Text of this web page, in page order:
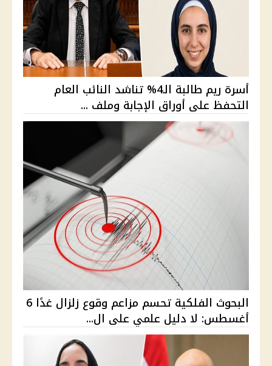
أسرة ريم طالبة الـ4% تناشد النائب العام
التحفظ على أوراق الإجابة وملف ...
البحوث الفلكية تحسم مزاعم وقوع زلزال غدًا 6
أغسطس: لا دليل علمي على ال...